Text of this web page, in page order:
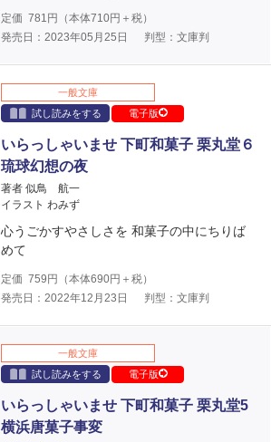
定価 781 円（本体710円＋税）
発売日：2023年05月25日
判型：文庫判
一般文庫
試し読みをする
電子版
いらっしゃいませ 下町和菓子 栗丸堂６
琉球幻想の夜
著者 似鳥 航一
イラスト わみず
心うごかすやさしさを 和菓子の中にちりば
めて
定価 759 円（本体690円＋税）
発売日：2022年12月23日
判型：文庫判
一般文庫
試し読みをする
電子版
いらっしゃいませ 下町和菓子 栗丸堂5
横浜唐菓子事変